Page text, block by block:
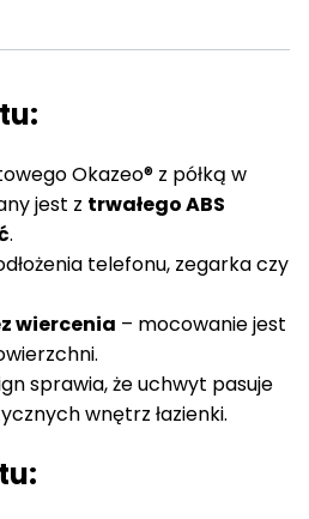
Okazeo® z półką w
jest z trwałego ABS
.
telefonu, zegarka czy
wiercenia – mocowanie jest
sprawia, że uchwyt pasuje
wnętrz łazienki.